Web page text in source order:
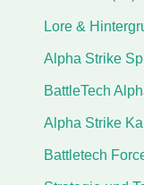
Lore &
Alpha Strike
BattleTech
Alpha Strike
Battletech